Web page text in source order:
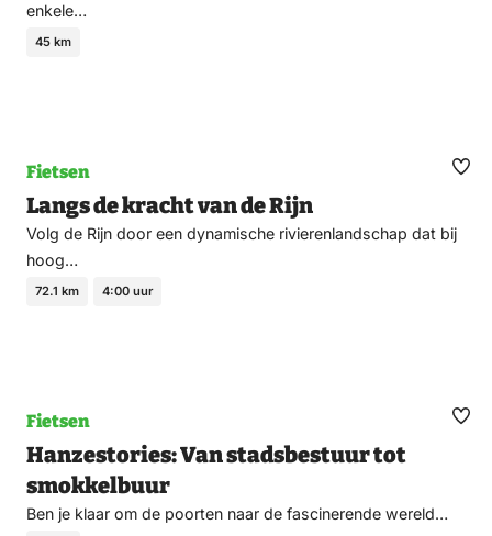
enkele…
45 km
Fietsen
Langs de kracht van de Rijn
Volg de Rijn door een dynamische rivierenlandschap dat bij
hoog…
72.1 km 4:00 uur
Fietsen
Hanzestories: Van stadsbestuur tot
smokkelbuur
Ben je klaar om de poorten naar de fascinerende wereld…